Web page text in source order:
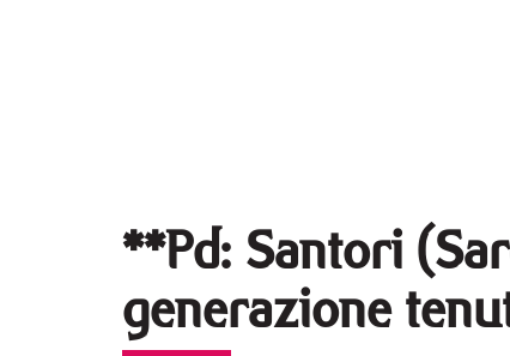
**Pd: Santori
generazione